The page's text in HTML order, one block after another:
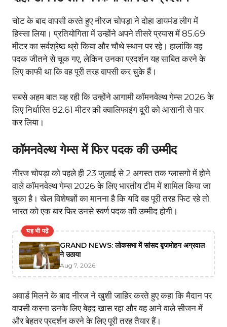
चोट के बाद वापसी करते हुए नीरज चोपड़ा ने दोहा डायमंड लीग में
हिस्सा लिया। प्रतियोगिता में उन्होंने अपने तीसरे प्रयास में 85.69
मीटर का सर्वश्रेष्ठ थ्रो किया और चौथे स्थान पर रहे। हालांकि वह
पदक जीतने से चूक गए, लेकिन उनका प्रदर्शन यह साबित करने के
लिए काफी था कि वह पूरी तरह वापसी कर चुके हैं।
सबसे अहम बात यह रही कि उन्होंने आगामी कॉमनवेल्थ गेम्स 2026 के
लिए निर्धारित 82.61 मीटर की क्वालिफाइंग दूरी को आसानी से पार
कर लिया।
कॉमनवेल्थ गेम्स में फिर पदक की उम्मीद
नीरज चोपड़ा को पहले ही 23 जुलाई से 2 अगस्त तक ग्लासगो में होने
वाले कॉमनवेल्थ गेम्स 2026 के लिए भारतीय टीम में शामिल किया जा
चुका है। खेल विशेषज्ञों का मानना है कि यदि वह पूरी तरह फिट रहे तो
भारत को एक बार फिर उनसे स्वर्ण पदक की उम्मीद होगी।
यह भी पढ़ें
GRAND NEWS: लोकसभा में सांसद बृजमोहन अग्रवाल
ने उठाया
Aug 7, 2026
अवार्ड मिलने के बाद नीरज ने खुशी जाहिर करते हुए कहा कि मैदान पर
वापसी करना उनके लिए बेहद खास रहा और वह आने वाले सीजन में
और बेहतर प्रदर्शन करने के लिए पूरी तरह तैयार हैं।